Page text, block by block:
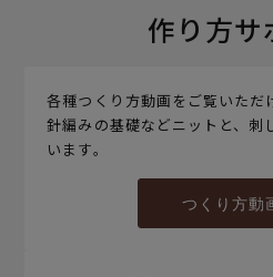
作り方サ
各種つくり方動画をご覧いただ
針編みの基礎などニットと、刺
います。
つくり方動